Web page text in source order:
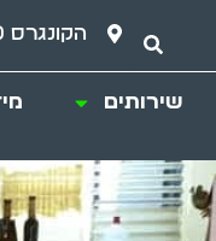
הקונגרס 10 פתח תקווה
שירותים